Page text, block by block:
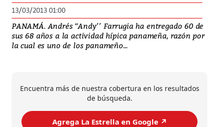
13/03/2013 01:00
PANAMÁ. Andrés ‘‘Andy’’ Farrugia ha entregado 60 de
sus 68 años a la actividad hípica panameña, razón por
la cual es uno de los panameño...
Encuentra más de nuestra cobertura en los resultados
de búsqueda.
Agrega La Estrella en Google ↗️